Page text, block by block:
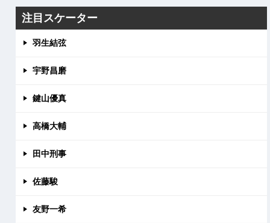
注目スケーター
羽生結弦
宇野昌磨
鍵山優真
高橋大輔
田中刑事
佐藤駿
友野一希